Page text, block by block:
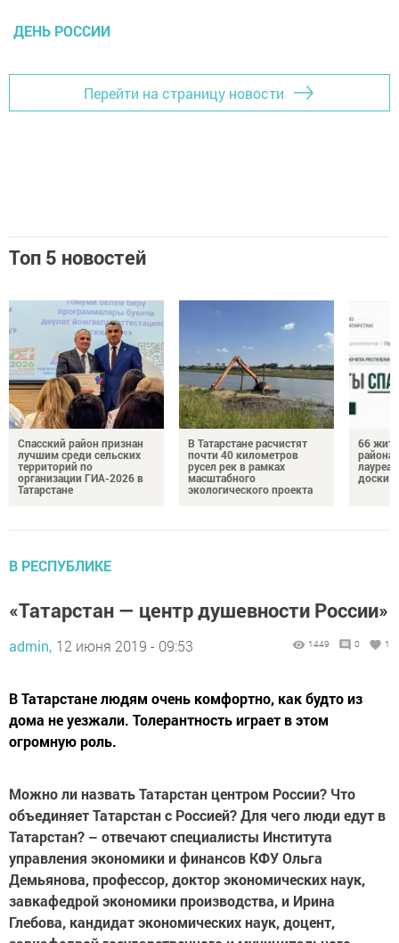
ДЕНЬ РОССИИ
Перейти на страницу новости
Топ 5 новостей
Спасский район признан
лучшим среди сельских
территорий по
организации ГИА-2026 в
Татарстане
В Татарстане расчистят
почти 40 километров
русел рек в рамках
масштабного
экологического проекта
66
района
доски
В РЕСПУБЛИКЕ
«Татарстан — центр душевности России»
admin, 12 июня 2019 - 09:53 1449 0 1
В Татарстане людям очень комфортно, как будто из
дома не уезжали. Толе­рантность играет в этом
огромную роль.
Можно ли назвать Татарстан центром России? Что
объединяет Татарстан с Россией?Для чего люди едут в
Татарстан? – отвечают специалисты Института
управления экономики и финансов КФУ Ольга
Демьянова, профессор, доктор экономических наук,
завкафедрой экономики производства, и Ирина
Глебова, кандидат экономических наук, доцент,